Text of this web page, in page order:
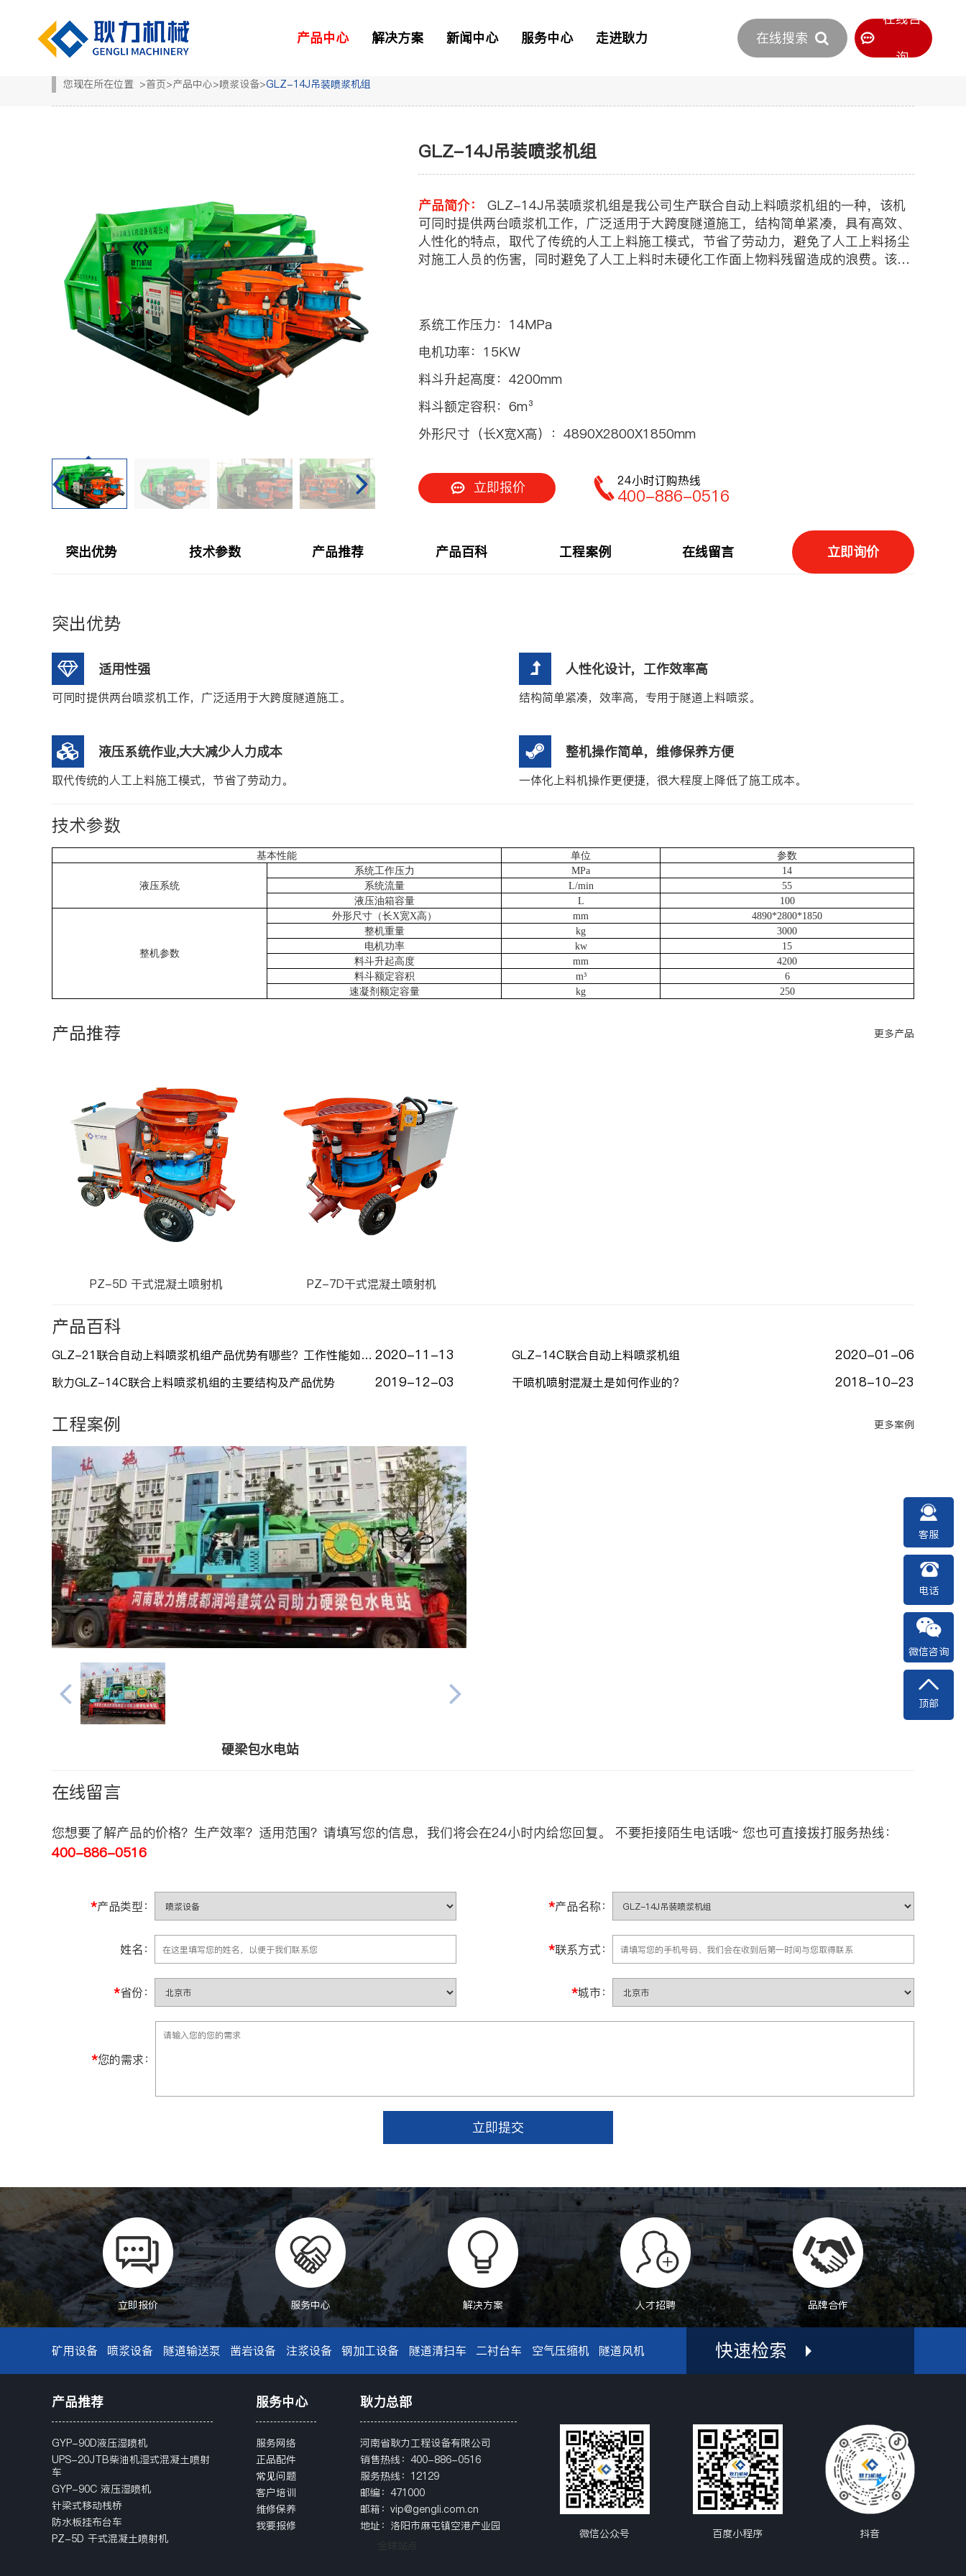
产品中心
UPS-20JTB混凝土喷射车
UPS-15JT矿用混凝土喷射车
SPB9-T 湿式混凝土喷射机
CYTJ76矿用掘进台车
PC/PS转子式混凝土喷射机
GKF-60W矿用辅助喷射机械手
JSY-150矿用搅拌机
查看更多
湿喷设备
隧道输送泵
凿岩设备
注浆设备
二衬台车
空气压缩机
隧道风机
400-886-0516
解决方案 新闻中心 服务中心 走进耿力 在线搜索
在线咨
询
您现在所在位置 >首页>产品中心>喷浆设备>GLZ-14J吊装喷浆机组
GLZ-14J吊装喷浆机组
产品简介：
可同时提供两台喷浆机工作，广泛适用于大跨度隧道施工，结构简单紧凑，具有高效、
人性化的特点，取代了传统的人工上料施工模式，节省了劳动力，避免了人工上料扬尘
对施工人员的伤害，同时避免了人工上料时未硬化工作面上物料残留造成的浪费。该机
系统工作压力： 14MPa
电机功率： 15KW
料斗升起高度： 4200mm
料斗额定容积： 6m³
外形尺寸（长X宽X高）： 4890X2800X1850mm
立即报价 24小时订购热线
400-886-0516
突出优势 技术参数 产品推荐 产品百科 工程案例 在线留言 立即询价
突出优势
适用性强
可同时提供两台喷浆机工作，广泛适用于大跨度隧道施工。
人性化设计，工作效率高
结构简单紧凑，效率高，专用于隧道上料喷浆。
液压系统作业,大大减少人力成本
取代传统的人工上料施工模式，节省了劳动力。
整机操作简单，维修保养方便
一体化上料机操作更便捷，很大程度上降低了施工成本。
技术参数
基本性能 单位 参数
液压系统
系统工作压力 MPa
14
系统流量
L/min
55
液压油箱容量
L 100
整机参数
外形尺寸（长X宽X高） mm
4890*2800*1850
整机重量
kg
3000
电机功率
kw
15
料斗升起高度
mm
4200
料斗额定容积
m³
6
速凝剂额定容量
kg 250
产品推荐 更多产品
PZ-5D 干式混凝土喷射机
立即咨询 查看详情
PZ-7D干式混凝土喷射机
立即咨询 查看详情
产品百科
GLZ-21联合自动上料喷浆机组产品优势有哪些？工作性能如何？ 2020-11-13 GLZ-14C联合自动上料喷浆机组 2020-01-06
耿力GLZ-14C联合上料喷浆机组的主要结构及产品优势 2019-12-03 干喷机喷射混凝土是如何作业的？ 2018-10-23
工程案例 更多案例
硬梁包水电站
在线留言
您想要了解产品的价格？生产效率？适用范围？请填写您的信息，我们将会在24小时内给您回复。 不要拒接陌生电话哦~ 您也可直接拨打服务热线：
400-886-0516
*产品类型： *产品名称：
姓名： *联系方式：
*省份： *城市：
*您的需求：
立即提交
立即报价 服务中心 解决方案 人才招聘 品牌合作
矿用设备 喷浆设备 隧道输送泵 凿岩设备 注浆设备 钢加工设备 隧道清扫车 二衬台车 空气压缩机 隧道风机 快速检索
客服
电话
微信咨询
顶部
产品推荐
GYP-90D液压湿喷机
UPS-20JTB柴油机湿式混凝土喷射
车
GYP-90C 液压湿喷机
针梁式移动栈桥
防水板挂布台车
PZ-5D 干式混凝土喷射机
服务中心
服务网络
正品配件
常见问题
客户培训
维修保养
我要报修
耿力总部
河南省耿力工程设备有限公司
销售热线：400-886-0516
服务热线：12129
邮编：471000
邮箱：vip@gengli.com.cn
地址：洛阳市麻屯镇空港产业园
全球站点
微信公众号 百度小程序 抖音